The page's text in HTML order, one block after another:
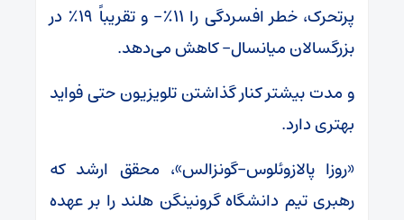
پرتحرک، خطر افسردگی را ۱۱٪- و تقریباً ۱۹٪ در
بزرگسالان میانسال- کاهش می‌دهد.
و مدت بیشتر کنار گذاشتن تلویزیون حتی فواید
بهتری دارد.
«روزا پالازوئلوس-گونزالس»، محقق ارشد که
رهبری تیم دانشگاه گرونینگن هلند را بر عهده